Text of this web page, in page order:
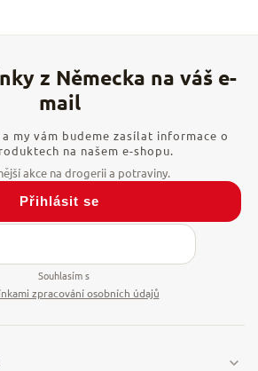
my vám budeme zasílat informace o
na našem e-shopu.
Souhlasím s
zpracování osobních údajů
Přihlásit se